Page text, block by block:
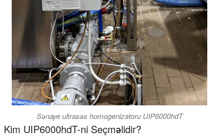
Sənaye ultrasəs homogenizatoru UIP6000hdT
Kim UIP6000hdT-ni Seçməlidir?